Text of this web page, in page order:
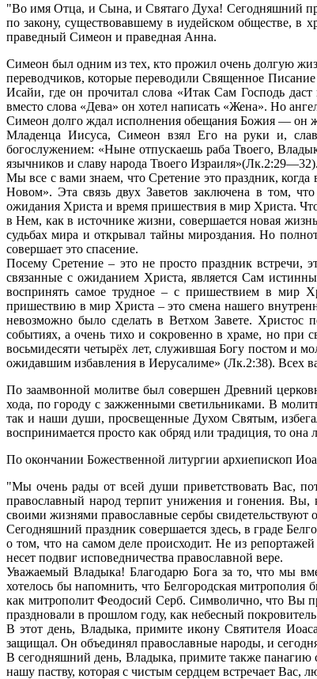
"Во имя Отца, и Сына, и Святаго Духа! Сегодняшний
по закону, существовавшему в иудейском обществе, в
праведный Симеон и праведная Анна.
Симеон был одним из тех, кто прожил очень долгую
переводчиков, которые переводили Священное
Исайи, где он прочитал слова «Итак Сам Господь
вместо слова «Дева» он хотел написать «Жена». Но
Симеон долго ждал исполнения обещания Божия — он
Младенца Иисуса, Симеон взял Его на руки и,
богослужением: «Ныне отпускаешь раба Твоего,
язычников и славу народа Твоего Израиля»(Лк.2:29—32).
Мы все с вами знаем, что Сретение это праздник,
Новом». Эта связь двух Заветов заключена в том,
ожидания Христа и время пришествия в мир Христа.
в Нем, как в источнике жизни, совершается новая
судьбах мира и открывал тайны мироздания. Но
совершает это спасение.
Посему Сретение – это не просто праздник встречи,
связанные с ожиданием Христа, является Сам
воспринять самое трудное – с пришествием в мир
пришествию в мир Христа – это смена нашего
невозможно было сделать в Ветхом Завете. Христос
событиях, а очень тихо и сокровенно в храме, но при
восьмидесяти четырёх лет, служившая Богу постом и
ожидавшим избавления в Иерусалиме» (Лк.2:38). Всех
По заамвонной молитве был совершен Древний
хода, по городу с зажженными светильниками. В
так и наши души, просвещенные Духом Святым,
воспринимается просто как обряд или традиция, то
По окончании Божественной литургии архиепископ
"Мы очень рады от всей души приветствовать Вас,
православный народ терпит унижения и гонения. Вы,
своими жизнями православные сербы свидетельствуют
Сегодняшний праздник совершается здесь, в граде
о том, что на самом деле происходит. Не из
несет подвиг исповедничества православной вере.
Уважаемый Владыка! Благодарю Бога за то, что мы
хотелось бы напомнить, что Белгородская
как митрополит Феодосий Серб. Символично, что Вы
праздновали в прошлом году, как небесный
В этот день, Владыка, примите икону Святителя
защищал. Он объединял православные народы, и
В сегодняшний день, Владыка, примите также панагию
нашу паству, которая с чистым сердцем встречает